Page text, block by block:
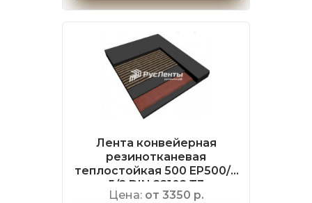
Лента конвейерная
резинотканевая
теплостойкая 500 EP500/4
5/2 DIN 22102 Т3
Цена: от 3350 р.